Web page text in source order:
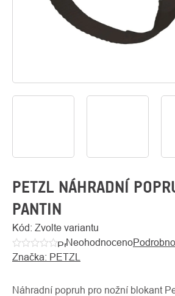
PETZL NÁHRADNÍ
PANTIN
Kód: Zvolte variantu
Průměrné
hodnocení
je
Neohodnoceno
Značka: PETZL
Náhradní popruh pro nožní blokant